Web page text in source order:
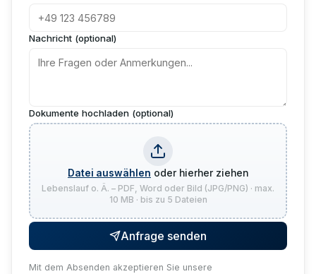
Nachricht (optional)
Dokumente hochladen (optional)
Datei auswählen oder hierher ziehen
Lebenslauf o. Ä. – PDF, Word oder Bild (JPG/PNG) · max.
10 MB · bis zu 5 Dateien
Anfrage senden
Mit dem Absenden akzeptieren Sie unsere